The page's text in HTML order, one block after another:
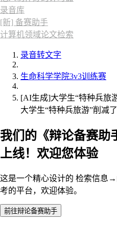
录音库
[新] 备赛助手
计算机领域论文检索
录音转文字
生命科学学院3v3训练赛
[AI生成]大学生“特种兵旅
大学生“特种兵旅游”削减
我们的《辩论备赛助
上线！欢迎您体验
这是一个精心设计的 检索信
考的平台，欢迎体验。
前往辩论备赛助手